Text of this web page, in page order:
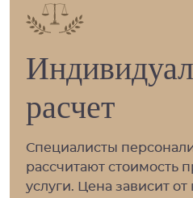
расчет
Специалисты
рассчитают стоимость
услуги. Цена зависит